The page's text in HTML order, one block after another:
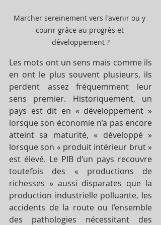
Marcher sereinement vers l'avenir ou y
courir grâce au progrès et
développement ?
Les mots ont un sens mais comme ils
en ont le plus souvent plusieurs, ils
perdent assez fréquemment leur
sens premier. Historiquement, un
pays est dit en « développement »
lorsque son économie n’a pas encore
atteint sa maturité, « développé »
lorsque son « produit intérieur brut »
est élevé. Le PIB d’un pays recouvre
toutefois des « productions de
richesses » aussi disparates que la
production industrielle polluante, les
accidents de la route ou l’ensemble
des pathologies nécessitant des